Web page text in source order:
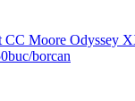
Moore Odyssey
borcan